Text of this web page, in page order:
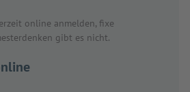
online anmelden, fixe
gibt es nicht.